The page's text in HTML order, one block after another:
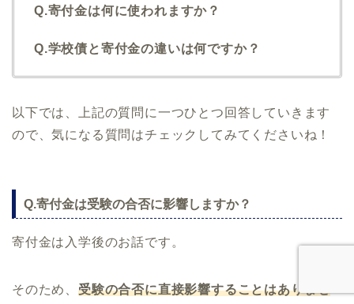
Q.寄付金は何に使われますか？
Q.学校債と寄付金の違いは何ですか？
以下では、上記の質問に一つひとつ回答していきます
ので、気になる質問はチェックしてみてくださいね！
Q.寄付金は受験の合否に影響しますか？
寄付金は入学後のお話です。
そのため、 受験の合否に直接影響することはありませ